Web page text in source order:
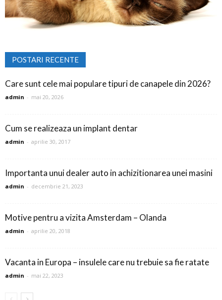
POSTARI RECENTE
Care sunt cele mai populare tipuri de canapele din 2026?
admin - mai 20, 2026
Cum se realizeaza un implant dentar
admin - aprilie 30, 2017
Importanta unui dealer auto in achizitionarea unei masini
admin - decembrie 21, 2023
Motive pentru a vizita Amsterdam – Olanda
admin - aprilie 20, 2018
Vacanta in Europa – insulele care nu trebuie sa fie ratate
admin - mai 22, 2023